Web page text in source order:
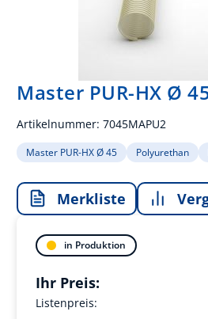
Master PUR-HX Ø
Artikelnummer: 7045MAPU2
Master PUR-HX Ø 45 Polyurethan
Merkliste
in Produktion
Listenpreis:
Ihr Preis: